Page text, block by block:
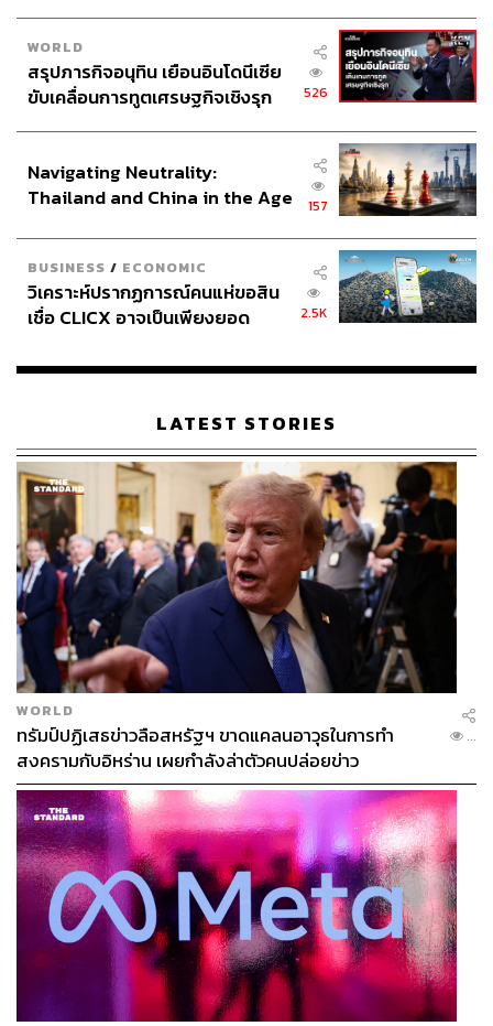
WORLD
สรุปภารกิจอนุทิน เยือนอินโดนีเซีย
ขับเคลื่อนการทูตเศรษฐกิจเชิงรุก
526
Navigating Neutrality:
Thailand and China in the Age
157
BUSINESS / ECONOMIC
วิเคราะห์ปรากฏการณ์คนแห่ขอสิน
เชื่อ CLICX อาจเป็นเพียงยอด
เรือนไทยที่ถูกซุกไว้
2.5K
LATEST STORIES
WORLD
ทรัมป์ปฏิเสธข่าวลือสหรัฐฯ ขาดแคลนอาวุธในการทำ
สงครามกับอิหร่าน เผยกำลังล่าตัวคนปล่อยข่าว
...